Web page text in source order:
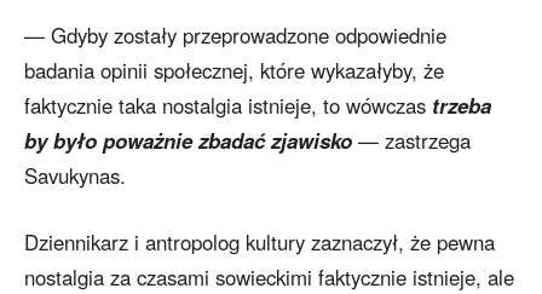
— Gdyby zostały przeprowadzone odpowiednie
badania opinii społecznej, które wykazałyby, że
faktycznie taka nostalgia istnieje, to wówczas trzeba
by było poważnie zbadać zjawisko — zastrzega
Savukynas.
Dziennikarz i antropolog kultury zaznaczył, że pewna
nostalgia za czasami sowieckimi faktycznie istnieje, ale